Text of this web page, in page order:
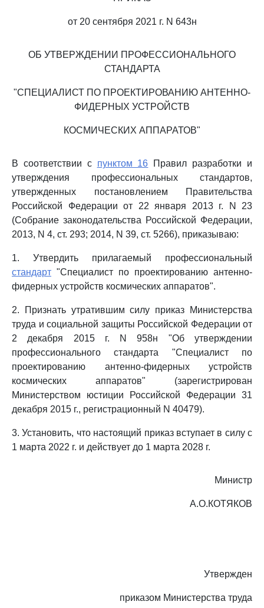
от 20 сентября 2021 г. N 643н
ОБ УТВЕРЖДЕНИИ ПРОФЕССИОНАЛЬНОГО
СТАНДАРТА
"СПЕЦИАЛИСТ ПО ПРОЕКТИРОВАНИЮ АНТЕННО-
ФИДЕРНЫХ УСТРОЙСТВ
КОСМИЧЕСКИХ АППАРАТОВ"
В соответствии с пунктом 16 Правил разработки и
утверждения профессиональных стандартов,
утвержденных постановлением Правительства
Российской Федерации от 22 января 2013 г. N 23
(Собрание законодательства Российской Федерации,
2013, N 4, ст. 293; 2014, N 39, ст. 5266), приказываю:
1. Утвердить прилагаемый профессиональный
стандарт "Специалист по проектированию антенно-
фидерных устройств космических аппаратов".
2. Признать утратившим силу приказ Министерства
труда и социальной защиты Российской Федерации от
2 декабря 2015 г. N 958н "Об утверждении
профессионального стандарта "Специалист по
проектированию антенно-фидерных устройств
космических аппаратов" (зарегистрирован
Министерством юстиции Российской Федерации 31
декабря 2015 г., регистрационный N 40479).
3. Установить, что настоящий приказ вступает в силу с
1 марта 2022 г. и действует до 1 марта 2028 г.
Министр
А.О.КОТЯКОВ
Утвержден
приказом Министерства труда